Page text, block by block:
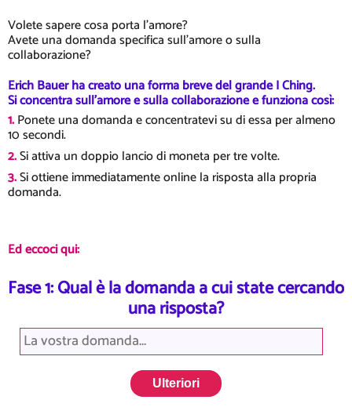
Volete sapere cosa porta l'amore?
Avete una domanda specifica sull'amore o sulla
collaborazione?
Erich Bauer ha creato una forma breve del grande I Ching.
Si concentra sull'amore e sulla collaborazione e funziona così:
1.Ponete una domanda e concentratevi su di essa per almeno
10 secondi.
2.Si attiva un doppio lancio di moneta per tre volte.
3.Si ottiene immediatamente online la risposta alla propria
domanda.
Ed eccoci qui:
Fase 1: Qual è la domanda a cui state cercando
una risposta?
Ulteriori
1. lettiera